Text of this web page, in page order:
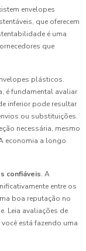
envelopes
que oferecem
é uma
que
plásticos.
é fundamental avaliar
inferior pode resultar
ou substituições.
necessária, mesmo
economia a longo
confiáveis. A
entre os
boa reputação no
Leia avaliações de
está fazendo uma